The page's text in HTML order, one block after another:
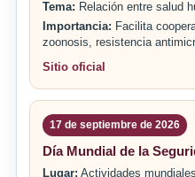
Tema: Relación entre salud
Importancia: Facilita
zoonosis, resistencia
Sitio oficial
17 de septiembre de 2026
Día Mundial de la
Lugar: Actividades